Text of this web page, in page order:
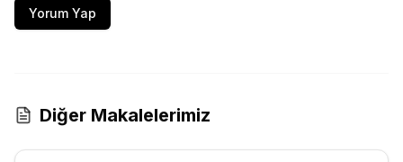
Yorum Yap
Diğer Makalelerimiz